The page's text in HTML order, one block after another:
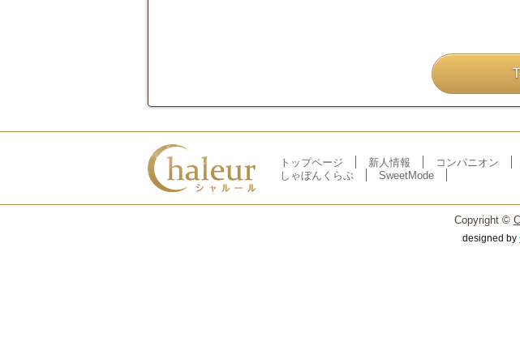
トップページ 新人情報 コンパニオン
しゃぼんくらぶ
SweetMode
Copyright ©
designed by